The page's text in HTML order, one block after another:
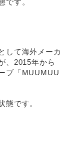
して海外メーカ
、2015年から
ブ「MUUMUU
態です。